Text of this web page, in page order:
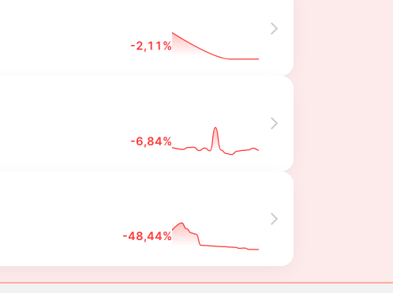
-2,11%
-6,84%
-48,44%